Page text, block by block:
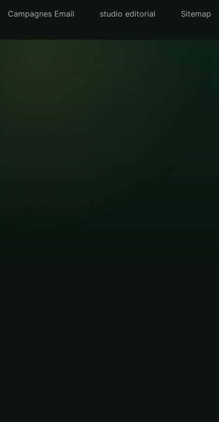
Campagnes Email studio editorial Sitemap